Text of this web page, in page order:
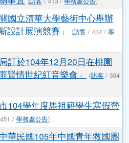
部105年度「深植勞動概念─
事宜 (訪客/ 413 /學務處公告)